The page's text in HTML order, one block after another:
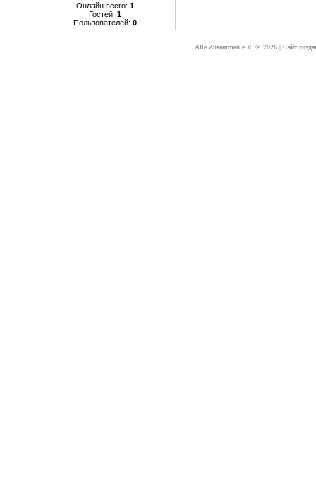
Онлайн всего: 1
Гостей: 1
Пользователей: 0
Alle Zusammen e.V. © 2026 | Сайт